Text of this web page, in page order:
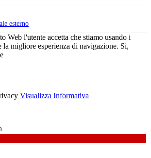
esterno
Web l'utente accetta che stiamo usando i
la migliore esperienza di navigazione. Si,
Visualizza Informativa